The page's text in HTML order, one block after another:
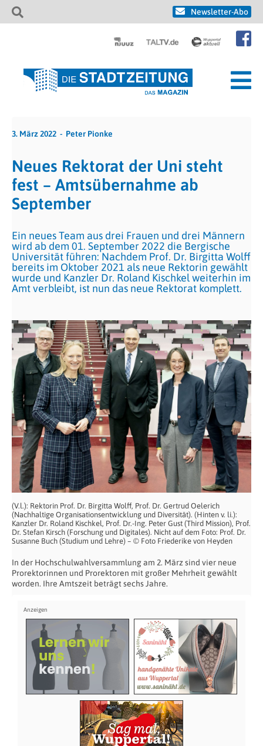
Newsletter-Abo
3. März 2022 Peter Pionke
Neues Rektorat der Uni steht
fest – Amtsübernahme ab
September
Ein neues Team aus drei Frauen und drei Männern
wird ab dem 01. September 2022 die Bergische
Universität führen: Nachdem Prof. Dr. Birgitta Wolff
bereits im Oktober 2021 als neue Rektorin gewählt
wurde und Kanzler Dr. Roland Kischkel weiterhin im
Amt verbleibt, ist nun das neue Rektorat komplett.
(V.l.): Rektorin Prof. Dr. Birgitta Wolff, Prof. Dr. Gertrud Oelerich
(Nachhaltige Organisationsentwicklung und Diversität). (Hinten v. li.):
Kanzler Dr. Roland Kischkel, Prof. Dr.-Ing. Peter Gust (Third Mission), Prof.
Dr. Stefan Kirsch (Forschung und Digitales). Nicht auf dem Foto: Prof. Dr.
Susanne Buch (Studium und Lehre) – © Foto Friederike von Heyden
In der Hochschulwahlversammlung am 2. März sind vier neue
Prorektorinnen und Prorektoren mit großer Mehrheit gewählt
worden. Ihre Amtszeit beträgt sechs Jahre.